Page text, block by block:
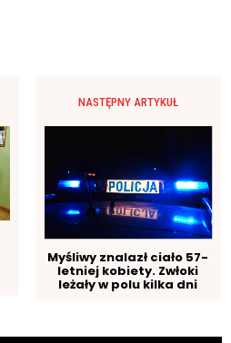
NASTĘPNY ARTYKUŁ
Myśliwy znalazł ciało 57-
letniej kobiety. Zwłoki
leżały w polu kilka dni